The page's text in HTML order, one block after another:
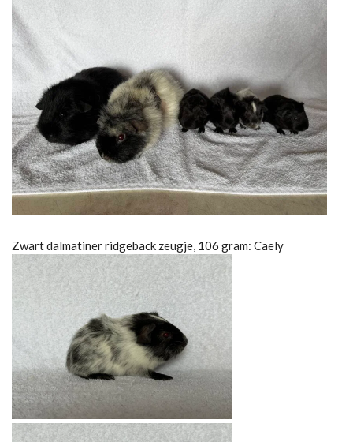
Zwart dalmatiner ridgeback zeugje, 106 gram: Caely